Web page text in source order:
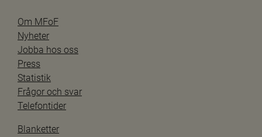
Om MFoF
Nyheter
Jobba hos oss
Press
Statistik
Frågor och svar
Telefontider
Blanketter